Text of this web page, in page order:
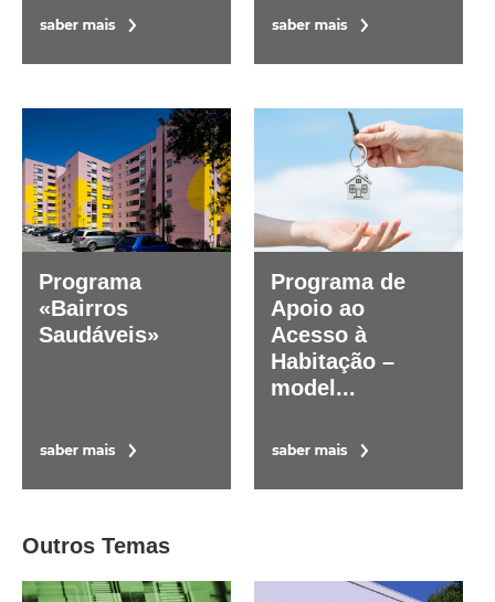
Programa
«Bairros
Saudáveis»
Programa de
Apoio ao
Acesso à
Habitação –
model...
Outros Temas